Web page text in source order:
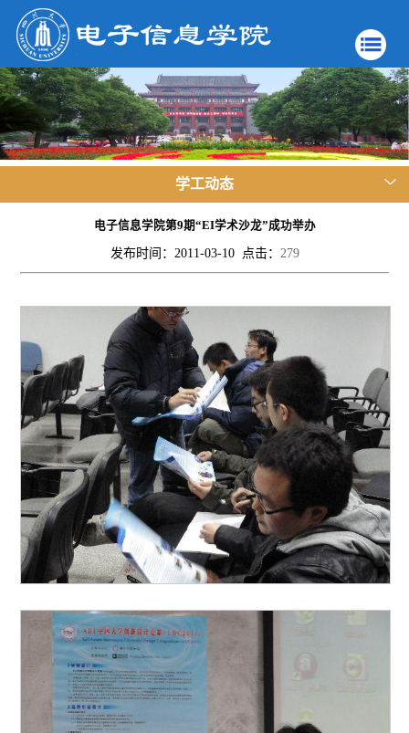
学工动态
电子信息学院第9期“EI学术沙龙”成功举办
发布时间：2011-03-10 点击： 279